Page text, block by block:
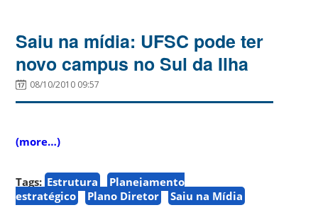
Saiu na mídia: UFSC pode ter
novo campus no Sul da Ilha
08/10/2010 09:57
(more…)
Tags: Estrutura
Planejamento
estratégico
Plano Diretor Saiu na Mídia